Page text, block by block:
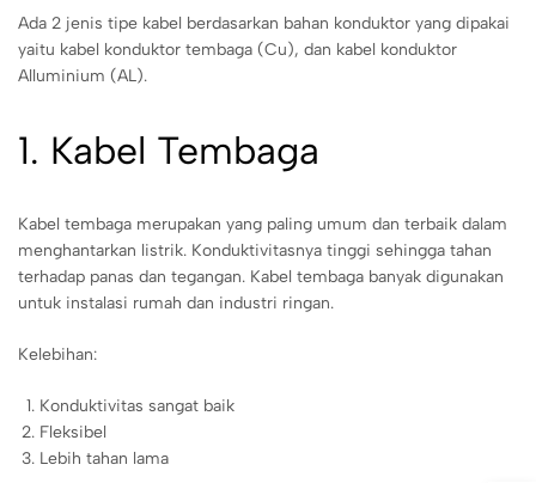
Ada 2 jenis tipe kabel berdasarkan bahan konduktor yang dipakai
yaitu kabel konduktor tembaga (Cu), dan kabel konduktor
Alluminium (AL).
1. Kabel Tembaga
Kabel tembaga merupakan yang paling umum dan terbaik dalam
menghantarkan listrik. Konduktivitasnya tinggi sehingga tahan
terhadap panas dan tegangan. Kabel tembaga banyak digunakan
untuk instalasi rumah dan industri ringan.
Kelebihan:
Konduktivitas sangat baik
Fleksibel
Lebih tahan lama